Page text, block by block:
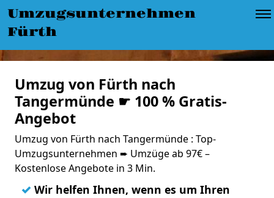
Umzugsunternehmen
Fürth
Umzug von Fürth nach
Tangermünde ☛ 100 % Gratis-
Angebot
Umzug von Fürth nach Tangermünde : Top-
Umzugsunternehmen ➨ Umzüge ab 97€ –
Kostenlose Angebote in 3 Min.
✓ Wir helfen Ihnen, wenn es um Ihren